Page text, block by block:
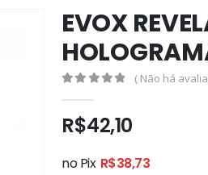
EVOX
( Não há
R$42,10
no Pix R$38,73